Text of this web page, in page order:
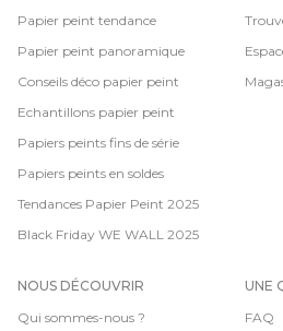
Papier peint tendance
Papier peint panoramique
Conseils déco papier peint
Echantillons papier peint
Papiers peints fins de série
Papiers peints en soldes
Tendances Papier Peint 2025
Black Friday WE WALL 2025
NOUS DÉCOUVRIR
Qui sommes-nous ?
UNE
FAQ